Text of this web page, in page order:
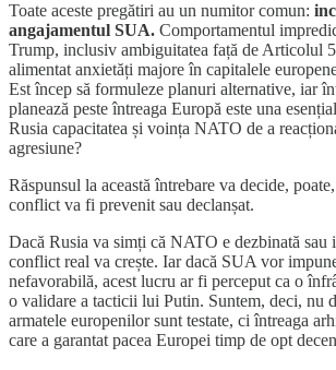
Toate aceste pregătiri au un numitor comun:
angajamentul SUA. Comportamentul
Trump, inclusiv ambiguitatea față de Articolul
alimentat anxietăți majore în capitalele
Est încep să formuleze planuri alternative, iar
planează peste întreaga Europă este una
Rusia capacitatea și voința NATO de a
agresiune?
Răspunsul la această întrebare va decide,
conflict va fi prevenit sau declanșat.
Dacă Rusia va simți că NATO e dezbinată sau
conflict real va crește. Iar dacă SUA vor
nefavorabilă, acest lucru ar fi perceput ca o
o validare a tacticii lui Putin. Suntem, deci, nu
armatele europenilor sunt testate, ci întreaga
care a garantat pacea Europei timp de opt